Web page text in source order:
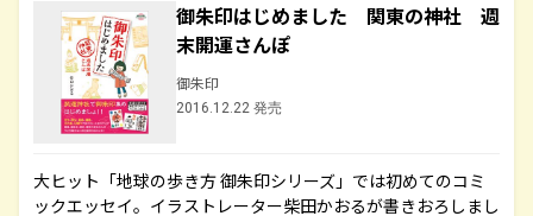
御朱印はじめました 関東の神社 週
末開運さんぽ
御朱印
2016.12.22 発売
大ヒット「地球の歩き方 御朱印シリーズ」では初めてのコミ
ックエッセイ。イラストレーター柴田かおるが書きおろしまし